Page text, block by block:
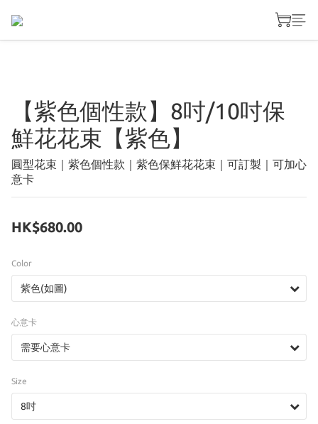
【紫色個性款】8吋/10吋保
鮮花花束【紫色】
圓型花束｜紫色個性款｜紫色保鮮花花束｜可訂製｜可加心
意卡
HK$680.00
Color
心意卡
Size